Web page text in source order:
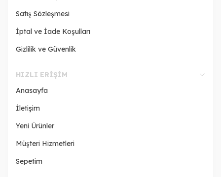
Satış Sözleşmesi
İptal ve İade Koşulları
Gizlilik ve Güvenlik
HIZLI ERIŞIM
Anasayfa
İletişim
Yeni Ürünler
Müşteri Hizmetleri
Sepetim